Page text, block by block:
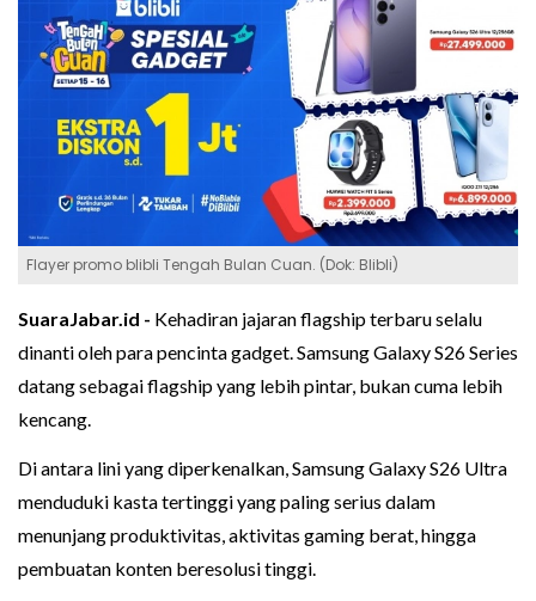
Flayer promo blibli Tengah Bulan Cuan. (Dok: Blibli)
SuaraJabar.id - Kehadiran jajaran flagship terbaru selalu
dinanti oleh para pencinta gadget. Samsung Galaxy S26 Series
datang sebagai flagship yang lebih pintar, bukan cuma lebih
kencang.
Di antara lini yang diperkenalkan, Samsung Galaxy S26 Ultra
menduduki kasta tertinggi yang paling serius dalam
menunjang produktivitas, aktivitas gaming berat, hingga
pembuatan konten beresolusi tinggi.